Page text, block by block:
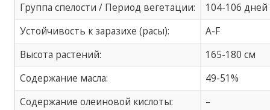
Группа спелости / Период вегетации:
104-106 дней
Устойчивость к заразихе (расы):
A-F
Высота растений:
165-180 см
Содержание масла:
49-51%
Содержание олеиновой кислоты:
–